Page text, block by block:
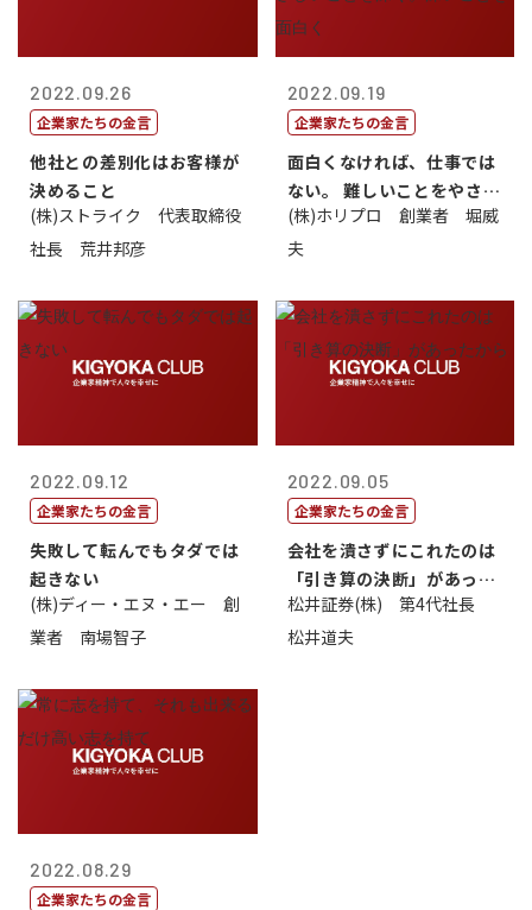
2022.09.26
企業家たちの金言
他社との差別化はお客様が
決めること
(株)ストライク 代表取締役
社長 荒井邦彦
2022.09.19
企業家たちの金言
面白くなければ、仕事では
ない。 難しいことをやさし
く。やさし...
(株)ホリプロ 創業者 堀威
夫
2022.09.12
企業家たちの金言
失敗して転んでもタダでは
起きない
(株)ディー・エヌ・エー 創
業者 南場智子
2022.09.05
企業家たちの金言
会社を潰さずにこれたのは
「引き算の決断」があった
から
松井証券(株) 第4代社長
松井道夫
2022.08.29
企業家たちの金言